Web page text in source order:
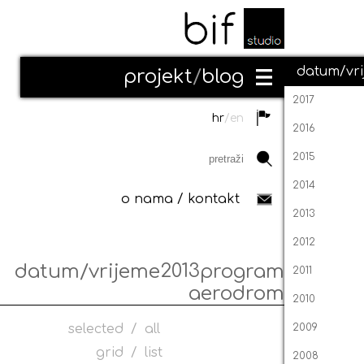
projekt/blog datum/
2017
2016
2015
2014
2013
2012
2011
2010
2009
2008
hr/en
o nama / kontakt
datum/vrijeme2013program
aerodrom
selected /
all
grid
/
list